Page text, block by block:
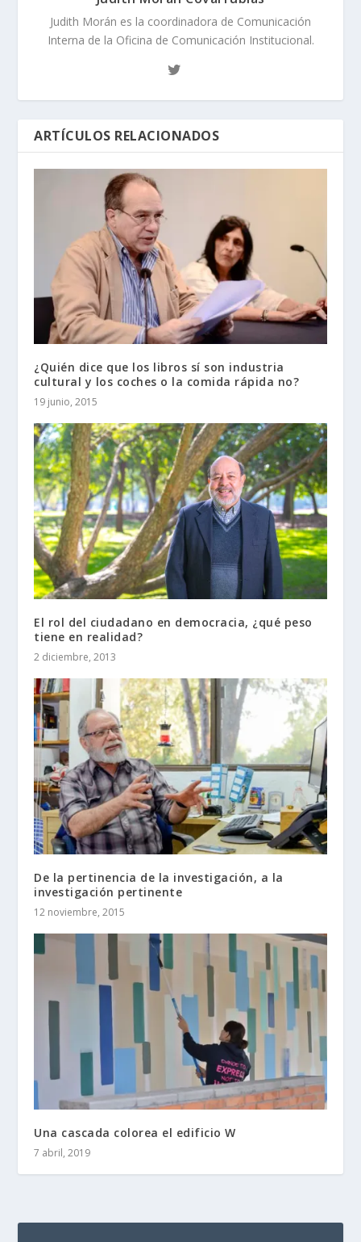
Judith Morán es la coordinadora de Comunicación
Interna de la Oficina de Comunicación Institucional.
ARTÍCULOS RELACIONADOS
¿Quién dice que los libros sí son industria
cultural y los coches o la comida rápida no?
19 junio, 2015
El rol del ciudadano en democracia, ¿qué peso
tiene en realidad?
2 diciembre, 2013
De la pertinencia de la investigación, a la
investigación pertinente
12 noviembre, 2015
Una cascada colorea el edificio W
7 abril, 2019